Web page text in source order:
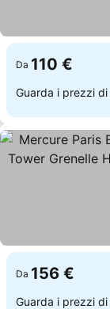
Da 110 €
Guarda i prezzi di
Da 156 €
Guarda i prezzi di